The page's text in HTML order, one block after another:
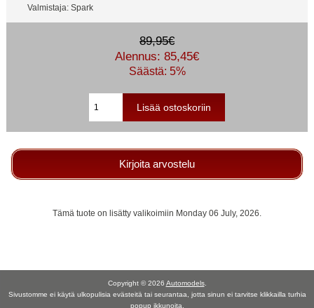
Valmistaja: Spark
89,95€
Alennus: 85,45€
Säästä: 5%
Kirjoita arvostelu
Tämä tuote on lisätty valikoimiin Monday 06 July, 2026.
Copyright © 2026 Automodels.
Sivustomme ei käytä ulkopulisia evästeitä tai seurantaa, jotta sinun ei tarvitse klikkailla turhia
popup ikkunoita.